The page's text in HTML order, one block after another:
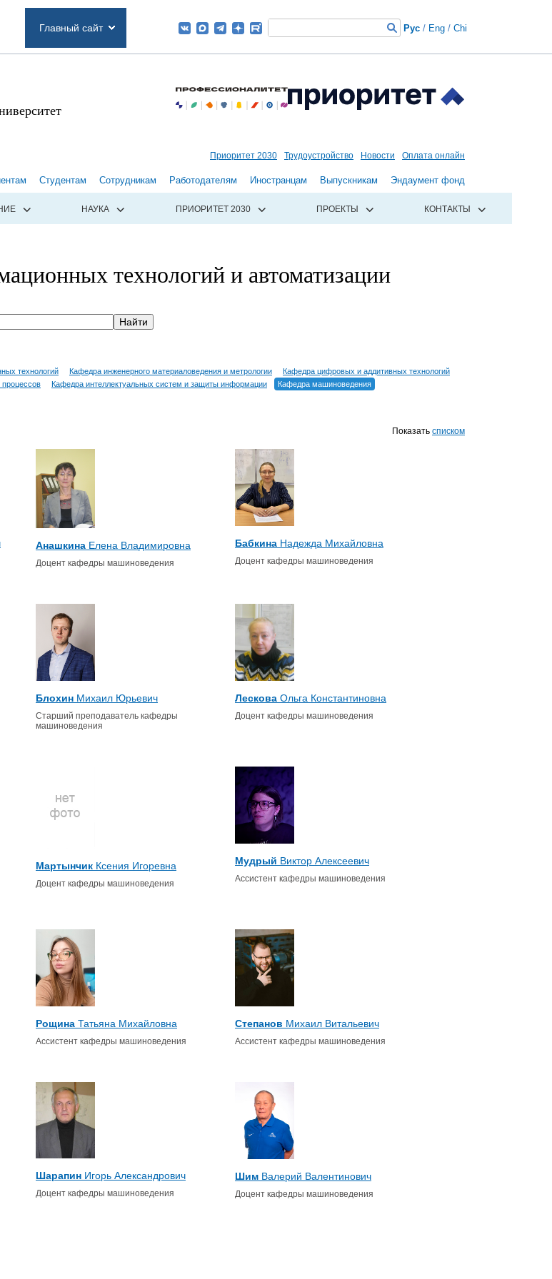
Главный сайт Рус / Eng / Chi
Приоритет 2030 Трудоустройство Новости Оплата онлайн
Студентам Сотрудникам Работодателям Иностранцам Выпускникам Эндаумент фонд
НАУКА ПРИОРИТЕТ 2030 ПРОЕКТЫ КОНТАКТЫ
технологий и автоматизации
технологий Кафедра инженерного материаловедения и метрологии
Кафедра цифровых и аддитивных технологий
процессов
Кафедра интеллектуальных систем и защиты информации
Кафедра машиноведения
Показать списком
Анашкина Елена Владимировна
Доцент кафедры машиноведения
Бабкина Надежда Михайловна
Доцент кафедры машиноведения
Блохин Михаил Юрьевич
Старший преподаватель кафедры
машиноведения
Лескова Ольга Константиновна
Доцент кафедры машиноведения
Мартынчик Ксения Игоревна
Доцент кафедры машиноведения
Мудрый Виктор Алексеевич
Ассистент кафедры машиноведения
Рощина Татьяна Михайловна
Ассистент кафедры машиноведения
Степанов Михаил Витальевич
Ассистент кафедры машиноведения
Шарапин Игорь Александрович
Доцент кафедры машиноведения
Шим Валерий Валентинович
Доцент кафедры машиноведения